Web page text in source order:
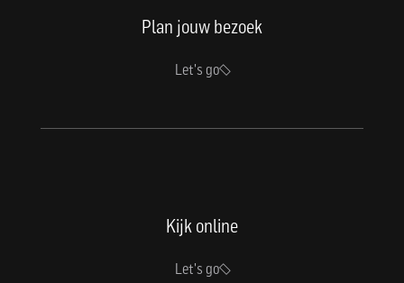
Plan jouw bezoek
Let's go
Kijk online
Let's go